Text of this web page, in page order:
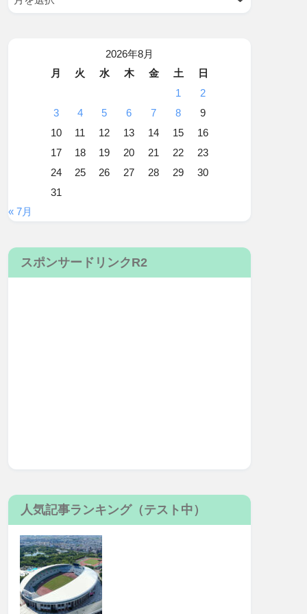
2026年8月
月
火 水 木 金 土
日
1
2
3
4 5 6 7 8
9
10
11 12 13 14 15
16
17
18 19 20 21 22
23
24
25 26 27 28 29
30
31
« 7月
スポンサードリンクR2
人気記事ランキング（テスト中）